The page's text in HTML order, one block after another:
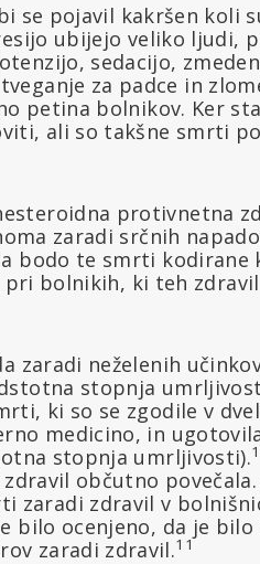
se pojavil kakršen koli
ubijejo veliko ljudi,
sedacijo,
za padce in
petina bolnikov. Ker
ali so takšne smrti
protivnetna
zaradi srčnih
bodo te smrti kodirane
bolnikih, ki teh
zaradi neželenih
stopnja
ki so se zgodile v
medicino, in
stopnja umrljivosti).
občutno povečala.
zaradi zdravil v
bilo ocenjeno, da je bilo
zaradi zdravil.11